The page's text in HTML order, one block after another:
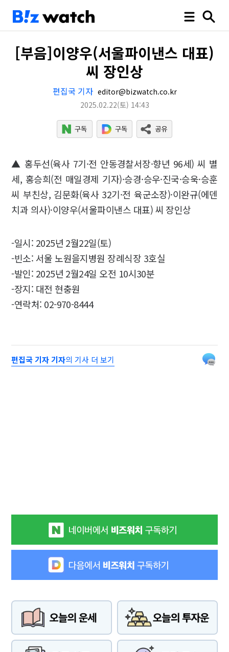
[부음]이양우(서울파이낸스 대표)
씨 장인상
편집국 기자 editor@bizwatch.co.kr
2025.02.22(토) 14:43
▲ 홍두선(육사 7기·전 안동경찰서장·향년 96세) 씨 별
세, 홍승희(전 매일경제 기자)·승경·승우·진국·승욱·승훈
씨 부친상, 김문화(육사 32기·전 육군소장)·이완규(에덴
치과 의사)·이양우(서울파이낸스 대표) 씨 장인상
-일시: 2025년 2월22일(토)
-빈소: 서울 노원을지병원 장례식장 3호실
-발인: 2025년 2월24일 오전 10시30분
-장지: 대전 현충원
-연락처: 02-970-8444
편집국 기자 기자의 기사 더 보기